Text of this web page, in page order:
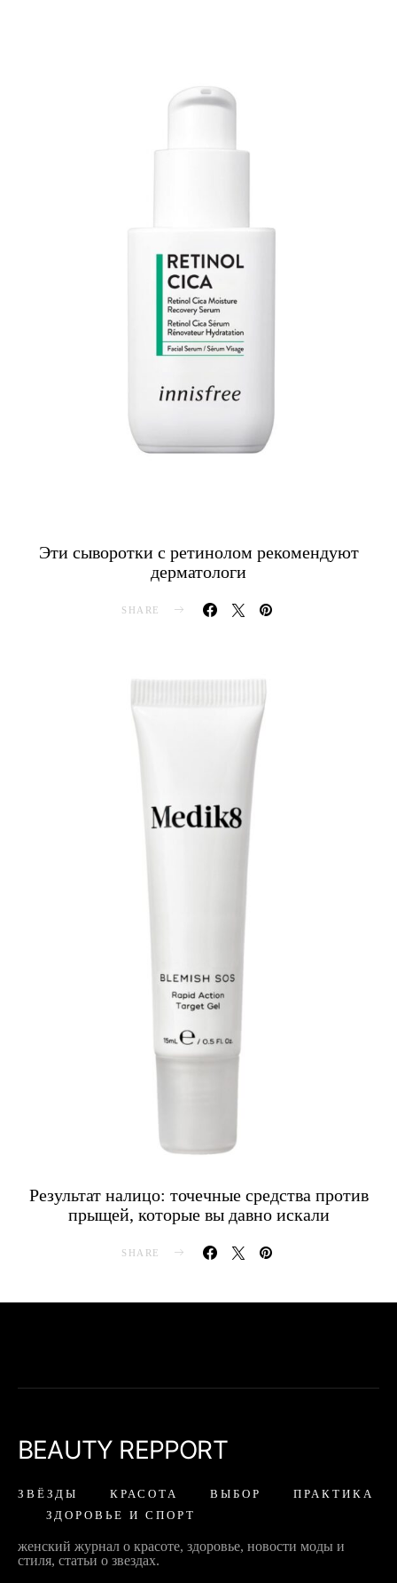
Эти сыворотки с ретинолом рекомендуют
дерматологи
SHARE
Результат налицо: точечные средства против
прыщей, которые вы давно искали
SHARE
BEAUTY REPPORT
ЗВЁЗДЫ КРАСОТА ВЫБОР
ПРАКТИКА
ЗДОРОВЬЕ И СПОРТ
женский журнал о красоте, здоровье, новости моды и
стиля, статьи о звездах.